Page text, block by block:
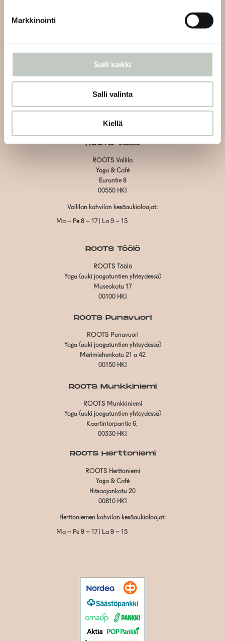
Markkinointi
Salli kaikki
Salli valinta
Kiellä
Vallila:+358 40 1438600
Herttoniemi: +358 40 7526070
Tietosuojaseloste
Toimitus- ja maksuehdot
Evästeiden hallinta
ROOTS Vallila
ROOTS Vallila
Yoga & Café
Eurantie 8
00550 HKI
Vallilan kahvilan kesäaukioloajat:
Ma – Pe 8 – 17 | La 9 – 15
ROOTS Töölö
ROOTS Töölö
Yoga (auki joogatuntien yhteydessä)
Museokatu 17
00100 HKI
ROOTS Punavuori
ROOTS Punavuori
Yoga (auki joogatuntien yhteydessä)
Merimiehenkatu 21 a 42
00150 HKI
ROOTS Munkkiniemi
ROOTS Munkkiniemi
Yoga (auki joogatuntien yhteydessä)
Kaartintorpantie 6,
00330 HKI
ROOTS Herttoniemi
ROOTS Herttoniemi
Yoga & Café
Hitsaajankatu 20
00810 HKI
Herttoniemen kahvilan kesäaukioloajat:
Ma – Pe 9 – 17 | La 9 – 15